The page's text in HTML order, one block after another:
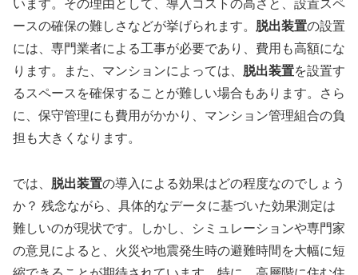
います。その理由として、導入コストの高さと、設置スペ
ースの確保の難しさなどが挙げられます。 脱出装置の設置
には、専門業者による工事が必要であり、費用も高額にな
ります。また、マンションによっては、 脱出装置を設置す
るスペースを確保することが難しい場合もあります。さら
に、保守管理にも費用がかかり、マンション管理組合の負
担も大きくなります。
では、 脱出装置の導入による効果はどの程度なのでしょう
か？ 残念ながら、具体的なデータに基づいた効果測定は
難しいのが現状です。しかし、シミュレーションや専門家
の意見によると、火災や地震発生時の避難時間を大幅に短